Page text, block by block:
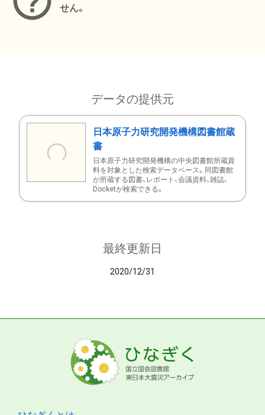
せん。
データの提供元
日本原子力研究開発機構図書館蔵
書
日本原子力研究開発機構の中央図書館所蔵資
料を対象とした検索データベース。同図書館
が所蔵する図書、レポート、会議資料、雑誌、
Docketが検索できる。
最終更新日
2020/12/31